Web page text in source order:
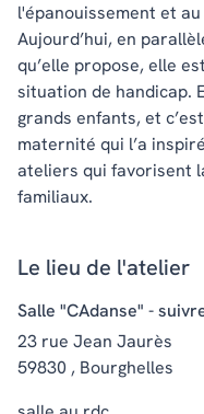
l'épanouissement et
Aujourd’hui, en
qu’elle propose, elle
situation de handicap.
grands enfants, et
maternité qui l’a
ateliers qui favorisent
familiaux.
Le lieu de l'atelier
Salle "CAdanse" -
23 rue Jean Jaurès
59830 , Bourghelles